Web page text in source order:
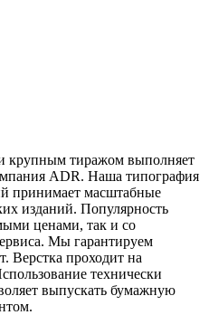
крупным тиражом выполняет
ADR. Наша типография
принимает масштабные
изданий. Популярность
ценами, так и со
Мы гарантируем
Верстка проходит на
технически
выпускать бумажную